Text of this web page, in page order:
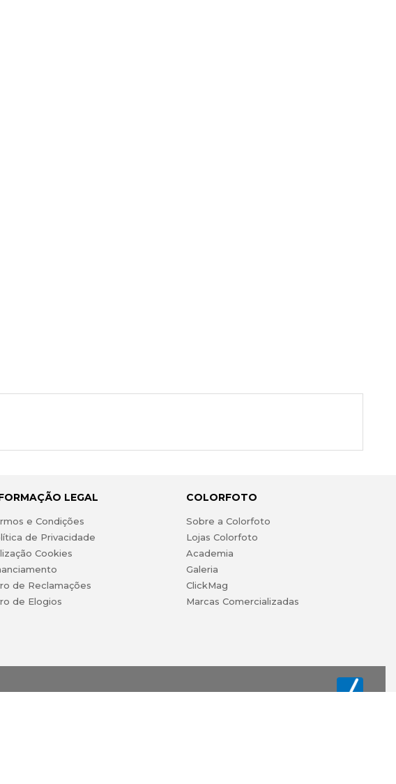
LEGAL
e Condições
de Privacidade
Cookies
de Reclamações
de Elogios
COLORFOTO
Sobre a Colorfoto
Lojas Colorfoto
Academia
Galeria
ClickMag
Marcas Comercializadas